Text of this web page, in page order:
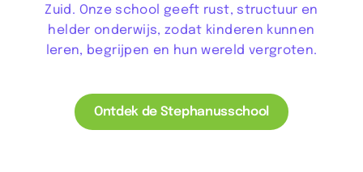
Zuid. Onze school geeft rust, structuur en
helder onderwijs, zodat kinderen kunnen
leren, begrijpen en hun wereld vergroten.
Ontdek de Stephanusschool